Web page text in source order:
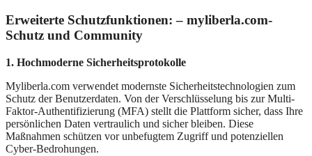
Erweiterte Schutzfunktionen: – myliberla.com-
Schutz und Community
1. Hochmoderne Sicherheitsprotokolle
Myliberla.com verwendet modernste Sicherheitstechnologien zum
Schutz der Benutzerdaten. Von der Verschlüsselung bis zur Multi-
Faktor-Authentifizierung (MFA) stellt die Plattform sicher, dass Ihre
persönlichen Daten vertraulich und sicher bleiben. Diese
Maßnahmen schützen vor unbefugtem Zugriff und potenziellen
Cyber-Bedrohungen.